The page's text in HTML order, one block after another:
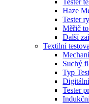
Tester
Haze
Tester
Měřič
Další
Textilní
Suchý
Typ
Tester